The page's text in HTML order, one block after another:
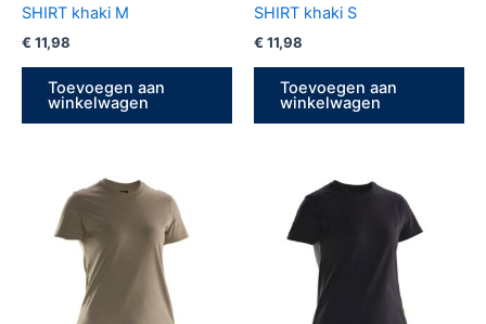
SHIRT khaki M
€ 11,98
Toevoegen aan
winkelwagen
SHIRT khaki S
€ 11,98
Toevoegen aan
winkelwagen